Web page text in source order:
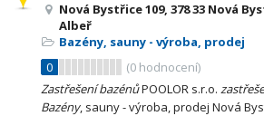
Nová Bystřice 109, 378 33 Nová
Albeř
Bazény, sauny - výroba, prodej
0
(0 hodnocení)
Zastřešení bazénůPOOLOR s.r.o.
Bazény, sauny - výroba, prodej Nová